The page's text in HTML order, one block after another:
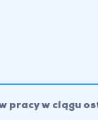
pracy w ciągu